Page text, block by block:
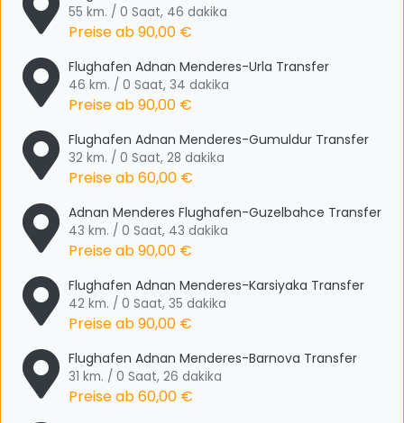
55 km. / 0 Saat, 46 dakika
Preise ab90,00 €
Flughafen Adnan Menderes-Urla Transfer
46 km. / 0 Saat, 34 dakika
Preise ab90,00 €
Flughafen Adnan Menderes-Gumuldur Transfer
32 km. / 0 Saat, 28 dakika
Preise ab60,00 €
Adnan Menderes Flughafen-Guzelbahce Transfer
43 km. / 0 Saat, 43 dakika
Preise ab90,00 €
Flughafen Adnan Menderes-Karsiyaka Transfer
42 km. / 0 Saat, 35 dakika
Preise ab90,00 €
Flughafen Adnan Menderes-Barnova Transfer
31 km. / 0 Saat, 26 dakika
Preise ab60,00 €